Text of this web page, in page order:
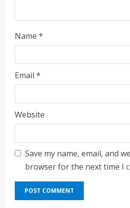
g
Name *
Email *
Website
Save my name, email, and
browser for the next time I